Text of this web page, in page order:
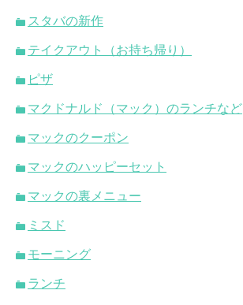
スタバの新作
テイクアウト（お持ち帰り）
ピザ
マクドナルド（マック）のランチなど
マックのクーポン
マックのハッピーセット
マックの裏メニュー
ミスド
モーニング
ランチ